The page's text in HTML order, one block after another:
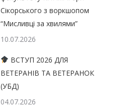
Сікорського з воркшопом
“Мисливці за хвилями”
10.07.2026
ВСТУП 2026 ДЛЯ
ВЕТЕРАНІВ ТА ВЕТЕРАНОК
(УБД)
04.07.2026